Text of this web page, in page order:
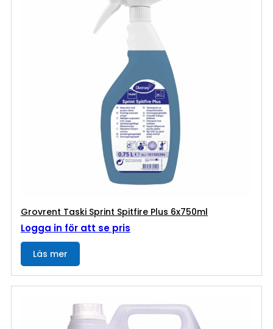
Grovrent Taski Sprint Spitfire Plus 6x750ml
Logga in för att se pris
Läs mer